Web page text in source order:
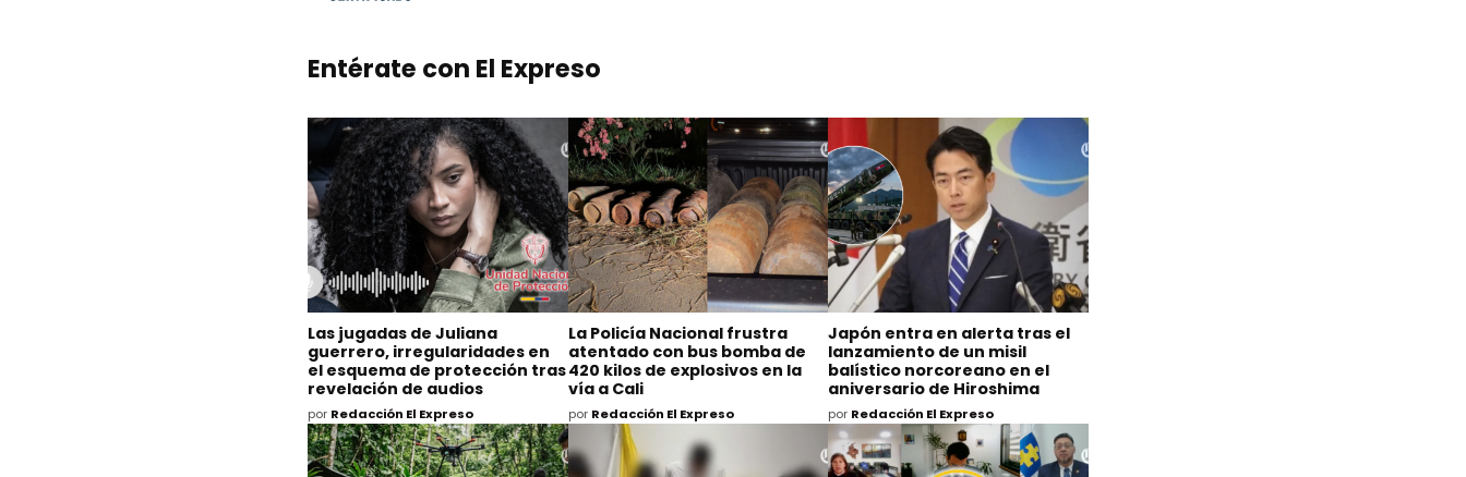
Entérate con El Expreso
Las jugadas de Juliana
guerrero, irregularidades en
el esquema de protección tras
revelación de audios
por Redacción El Expreso
La Policía Nacional frustra
atentado con bus bomba de
420 kilos de explosivos en la
vía a Cali
por Redacción El Expreso
Japón entra en alerta tras el
lanzamiento de un misil
balístico norcoreano en el
aniversario de Hiroshima
por Redacción El Expreso